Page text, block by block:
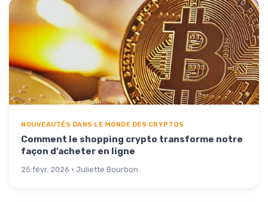
NOUVEAUTÉS DANS LE MONDE DES CRYPTOS
Comment le shopping crypto transforme notre
façon d’acheter en ligne
25 févr. 2026 · Juliette Bourbon